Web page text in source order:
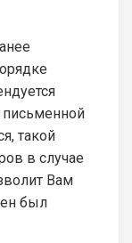
письменной
такой
в случае
Вам
был